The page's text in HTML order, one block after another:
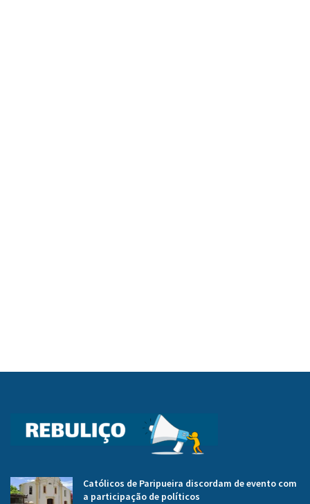
Católicos de Paripueira discordam de evento com
a participação de políticos